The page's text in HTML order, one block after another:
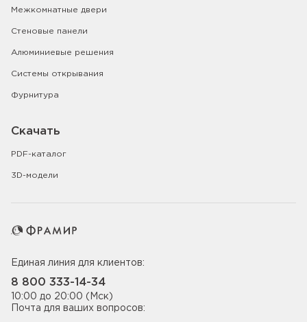
Межкомнатные двери
Стеновые панели
Алюминиевые решения
Системы открывания
Фурнитура
Скачать
PDF-каталог
3D-модели
Единая линия для клиентов:
8 800 333-14-34
10:00 до 20:00 (Мск)
Почта для ваших вопросов: